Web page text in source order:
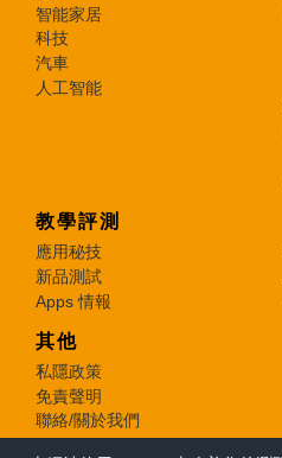
智能家居
科技
汽車
人工智能
教學評測
應用秘技
新品測試
Apps 情報
其他
私隱政策
免責聲明
聯絡/關於我們